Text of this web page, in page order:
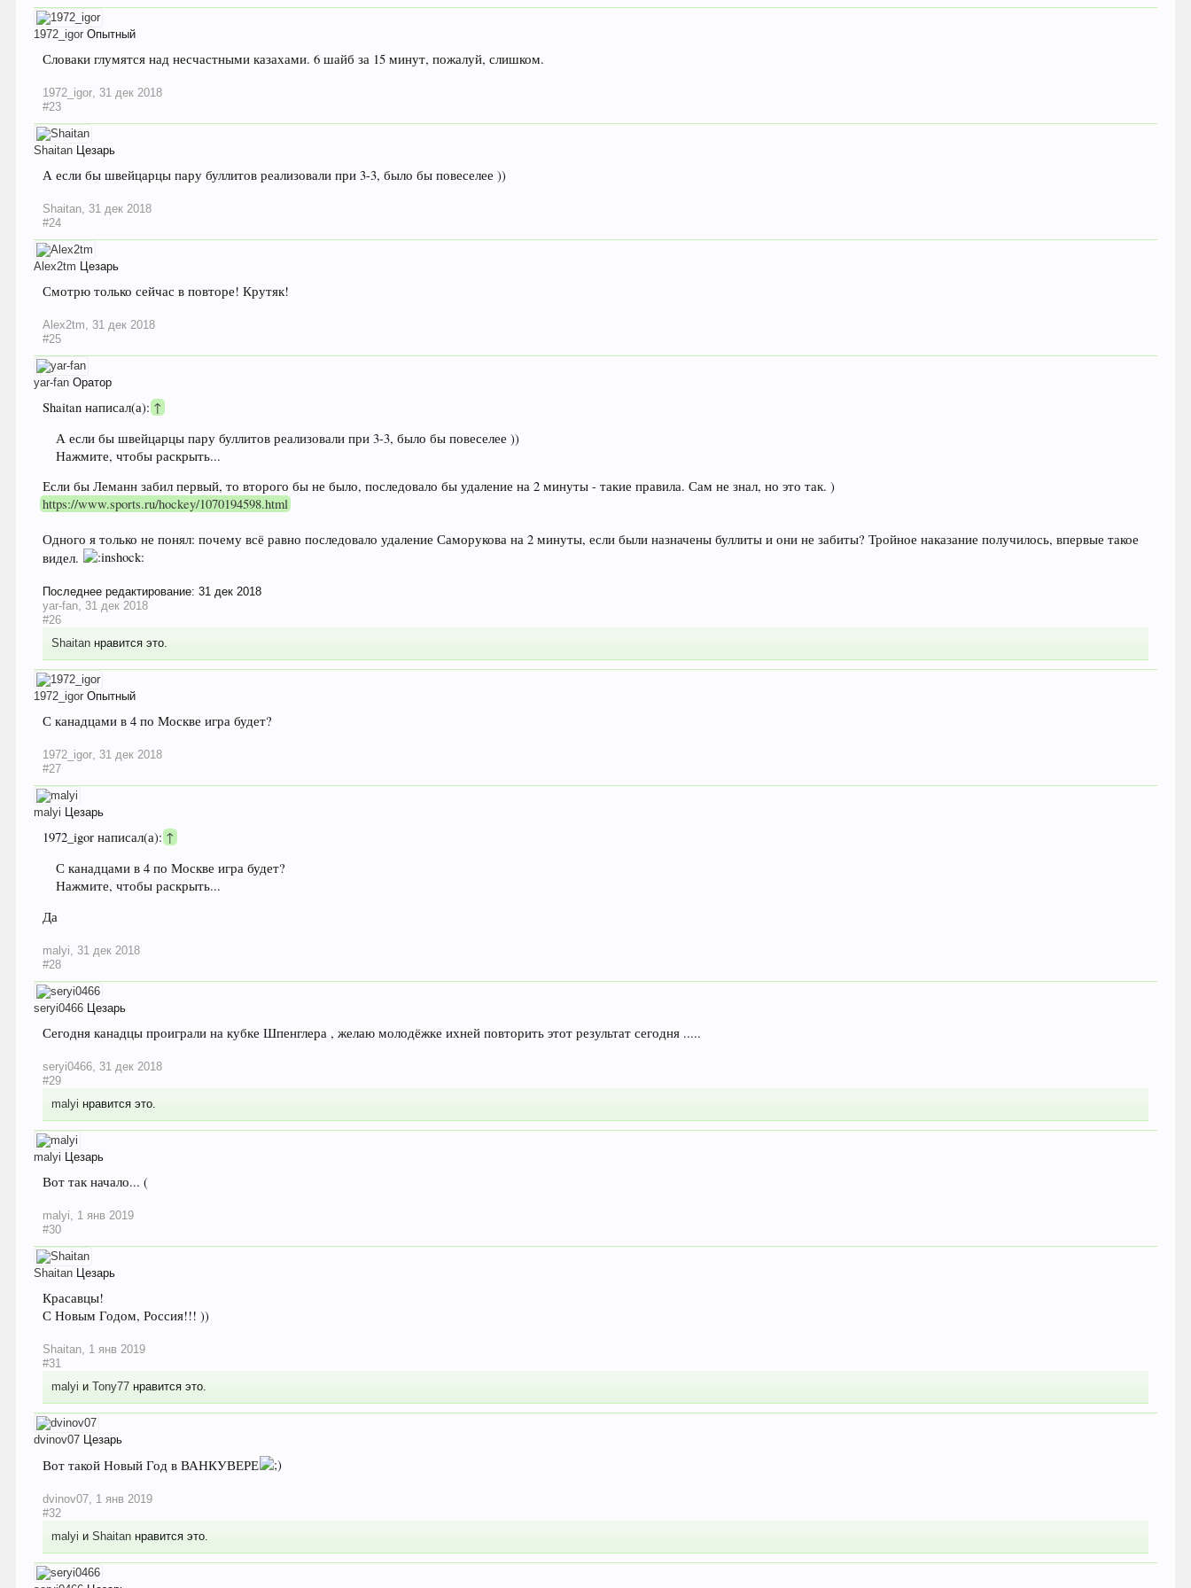
1972_igor Опытный
Словаки глумятся над несчастными казахами. 6 шайб за 15 минут, пожалуй, слишком.
1972_igor, 31 дек 2018
#23
Shaitan Цезарь
А если бы швейцарцы пару буллитов реализовали при 3-3, было бы повеселее ))
Shaitan, 31 дек 2018
#24
Alex2tm Цезарь
Смотрю только сейчас в повторе! Крутяк!
Alex2tm, 31 дек 2018
#25
yar-fan Оратор
Shaitan написал(а):↑
А если бы швейцарцы пару буллитов реализовали при 3-3, было бы повеселее ))
Нажмите, чтобы раскрыть...
Если бы Леманн забил первый, то второго бы не было, последовало бы удаление на 2 минуты - такие правила. Сам не знал, но это так. )
https://www.sports.ru/hockey/1070194598.html
Одного я только не понял: почему всё равно последовало удаление Саморукова на 2 минуты, если были назначены буллиты и они не забиты? Тройное наказание получилось, впервые такое
видел.
Последнее редактирование:31 дек 2018
yar-fan, 31 дек 2018
#26
Shaitan нравится это.
1972_igor Опытный
С канадцами в 4 по Москве игра будет?
1972_igor, 31 дек 2018
#27
malyi Цезарь
1972_igor написал(а): ↑
С канадцами в 4 по Москве игра будет?
Нажмите, чтобы раскрыть...
Да
malyi
31 дек 2018
#28
seryi0466 Цезарь
Сегодня канадцы проиграли на кубке Шпенглера , желаю молодёжке ихней повторить этот результат сегодня .....
seryi0466 31 дек 2018
#29
malyi нравится это.
malyi Цезарь
Вот так начало... (
malyi
1 янв 2019
#30
Shaitan Цезарь
Красавцы!
С Новым Годом, Россия!!! ))
Shaitan 1 янв 2019
#31
malyi иTony77 нравится это.
dvinov07 Цезарь
Вот такой Новый Год в ВАНКУВЕРЕ
dvinov07 1 янв 2019
#32
malyi иShaitan нравится это.